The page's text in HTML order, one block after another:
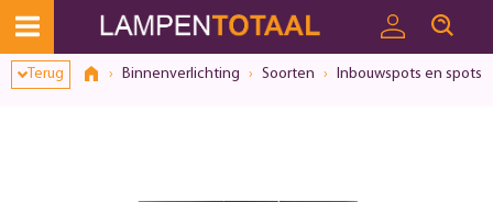
Terug Binnenverlichting Soorten Inbouwspots en spots